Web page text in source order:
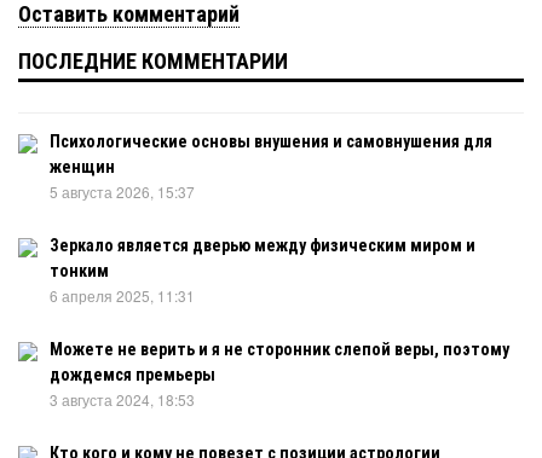
Оставить комментарий
ПОСЛЕДНИЕ КОММЕНТАРИИ
Психологические основы внушения и самовнушения для
женщин
5 августа 2026, 15:37
Зеркало является дверью между физическим миром и
тонким
6 апреля 2025, 11:31
Можете не верить и я не сторонник слепой веры, поэтому
дождемся премьеры
3 августа 2024, 18:53
Кто кого и кому не повезет с позиции астрологии